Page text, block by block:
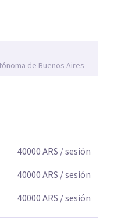
pueda interrogar
frente a su
de Buenos Aires
40000ARS / sesión
40000ARS / sesión
40000ARS / sesión